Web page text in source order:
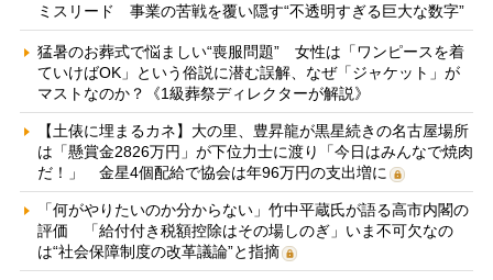
ミスリード 事業の苦戦を覆い隠す“不透明すぎる巨大な数字”
猛暑のお葬式で悩ましい“喪服問題” 女性は「ワンピースを着
ていけばOK」という俗説に潜む誤解、なぜ「ジャケット」が
マストなのか？《1級葬祭ディレクターが解説》
【土俵に埋まるカネ】大の里、豊昇龍が黒星続きの名古屋場所
は「懸賞金2826万円」が下位力士に渡り「今日はみんなで焼肉
だ！」 金星4個配給で協会は年96万円の支出増に
「何がやりたいのか分からない」竹中平蔵氏が語る高市内閣の
評価 「給付付き税額控除はその場しのぎ」いま不可欠なの
は“社会保障制度の改革議論”と指摘